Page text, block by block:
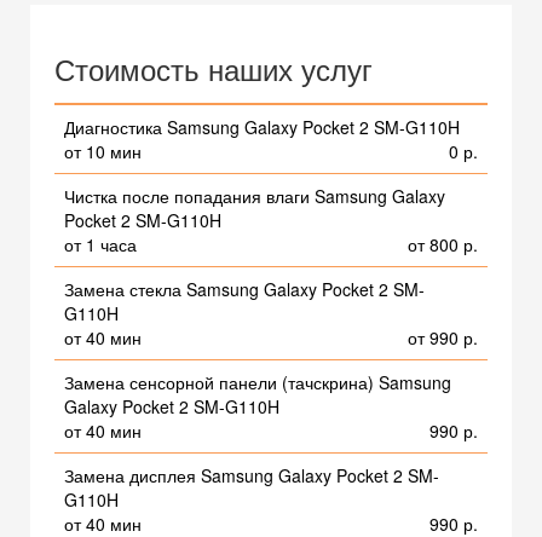
Стоимость наших услуг
Диагностика Samsung Galaxy Pocket 2 SM-G110H
от 10 мин
0 р.
Чистка после попадания влаги Samsung Galaxy
Pocket 2 SM-G110H
от 1 часа
от 800 р.
Замена стекла Samsung Galaxy Pocket 2 SM-
G110H
от 40 мин
от 990 р.
Замена сенсорной панели (тачскрина) Samsung
Galaxy Pocket 2 SM-G110H
от 40 мин
990 р.
Замена дисплея Samsung Galaxy Pocket 2 SM-
G110H
от 40 мин
990 р.